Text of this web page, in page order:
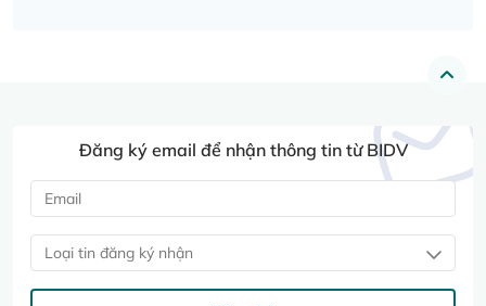
Đăng ký email để nhận thông tin từ BIDV
Loại tin đăng ký nhận